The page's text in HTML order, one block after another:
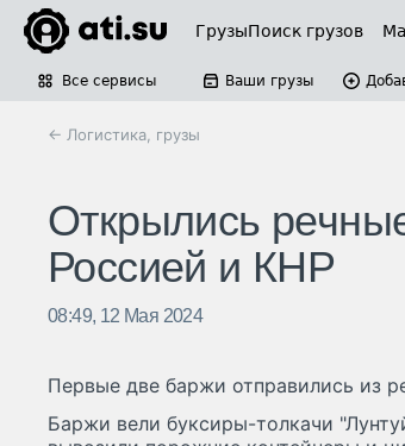
ГрузыПоиск грузов
Все сервисы Ваши грузы
← Логистика, грузы
Открылись
Россией и КНР
08:49, 12 Мая 2024
Первые две баржи отправились из
Баржи вели буксиры-толкачи